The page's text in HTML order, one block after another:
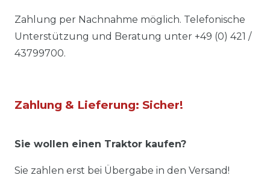
Zahlung per Nachnahme möglich. Telefonische
Unterstützung und Beratung unter +49 (0) 421 /
43799700.
Zahlung & Lieferung: Sicher!
Sie wollen einen Traktor kaufen?
Sie zahlen erst bei Übergabe in den Versand!